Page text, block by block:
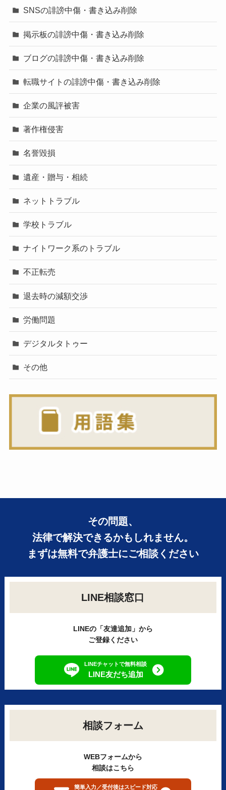
SNSの誹謗中傷・書き込み削除
掲示板の誹謗中傷・書き込み削除
ブログの誹謗中傷・書き込み削除
転職サイトの誹謗中傷・書き込み削除
企業の風評被害
著作権侵害
名誉毀損
遺産・贈与・相続
ネットトラブル
学校トラブル
ナイトワーク系のトラブル
不正転売
退去時の減額交渉
労働問題
デジタルタトゥー
その他
その問題、
法律で解決できるかもしれません。
まずは無料で弁護士にご相談ください
LINE相談窓口
LINEの「友達追加」から
ご登録ください
LINEチャットで無料相談
LINE友だち追加
相談フォーム
WEBフォームから
相談はこちら
簡単入力／受付後はスピード対応